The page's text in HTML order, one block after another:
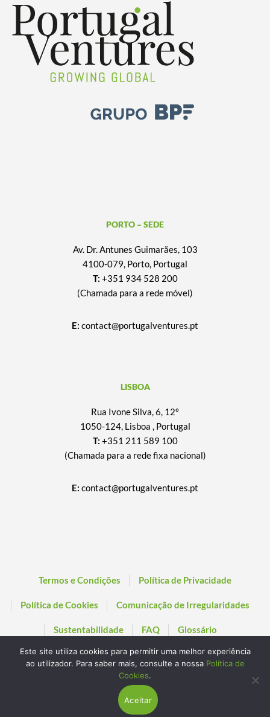
PORTO – SEDE
Av. Dr. Antunes Guimarães, 103
4100-079, Porto, Portugal
T: +351 934 528 200
(Chamada para a rede móvel)
E: contact@portugalventures.pt
LISBOA
Rua Ivone Silva, 6, 12º
1050-124, Lisboa , Portugal
T: +351 211 589 100
(Chamada para a rede fixa nacional)
E: contact@portugalventures.pt
Termos e Condições Política de Privacidade
Política de Cookies Comunicação de Irregularidades
Sustentabilidade FAQ Glossário
© 2026 Portugal Ventures SCR, SA. All rights reserved. Powered by
Este site utiliza cookies para permitir uma melhor experiência
ao utilizador. Para saber mais, consulte a nossa Política de
Cookies.
Aceitar